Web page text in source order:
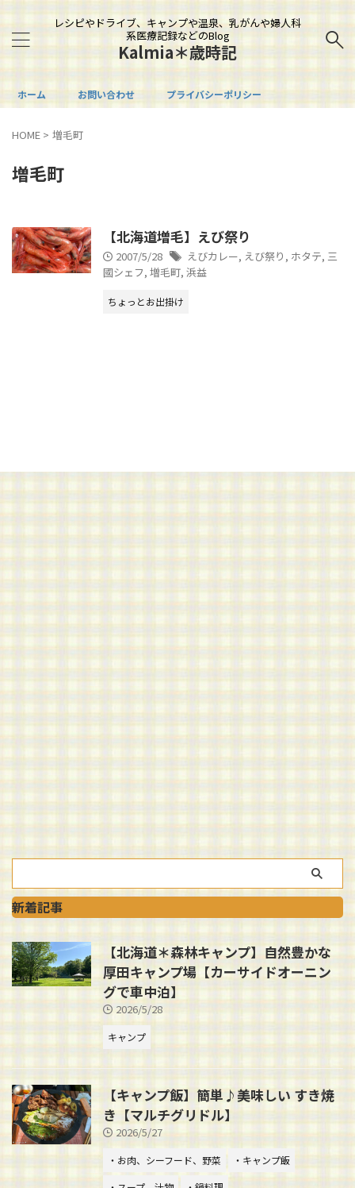
レシピやドライブ、キャンプや温泉、乳がんや婦人科
系医療記録などのBlog
Kalmia＊歳時記
ホーム お問い合わせ プライバシーポリシー
HOME > 増毛町
増毛町
【北海道増毛】えび祭り
2007/5/28 えびカレー, えび祭り , ホタテ, 三
國シェフ, 増毛町, 浜益
ちょっとお出掛け
新着記事
【北海道＊森林キャンプ】自然豊かな
厚田キャンプ場【カーサイドオーニン
グで車中泊】
2026/5/28
キャンプ
【キャンプ飯】簡単♪美味しい すき焼
き【マルチグリドル】
2026/5/27
・お肉、シーフード、野菜
・キャンプ飯